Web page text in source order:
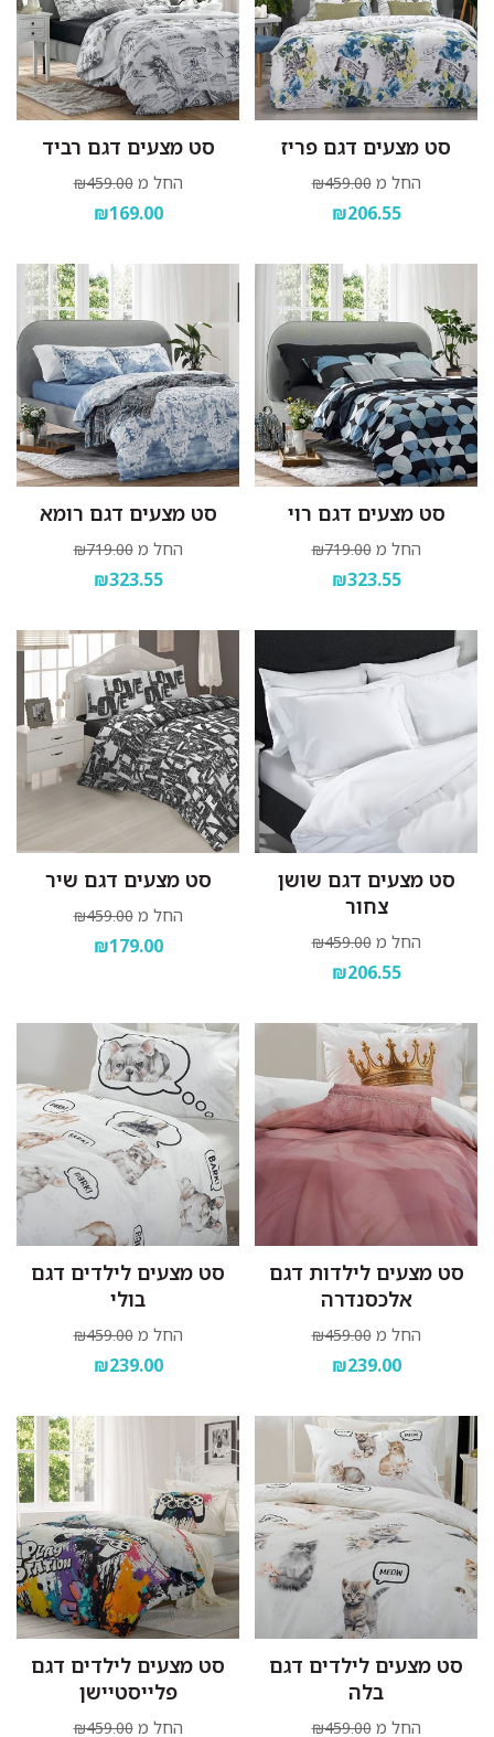
סט מצעים דגם פריז
החל מ ₪459.00
₪206.55
סט מצעים דגם רביד
החל מ ₪459.00
₪169.00
סט מצעים דגם רוי
החל מ ₪719.00
₪323.55
סט מצעים דגם רומא
החל מ ₪719.00
₪323.55
סט מצעים דגם שושן
צחור
החל מ ₪459.00
₪206.55
סט מצעים דגם שיר
החל מ ₪459.00
₪179.00
סט מצעים לילדות דגם
אלכסנדרה
החל מ ₪459.00
₪239.00
סט מצעים לילדים דגם
בולי
החל מ ₪459.00
₪239.00
סט מצעים לילדים דגם
בלה
החל מ ₪459.00
סט מצעים לילדים דגם
פלייסטיישן
החל מ ₪459.00